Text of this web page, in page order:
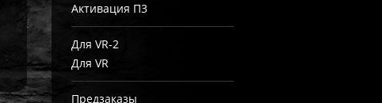
Активация П3
Для VR-2
Для VR
Предзаказы